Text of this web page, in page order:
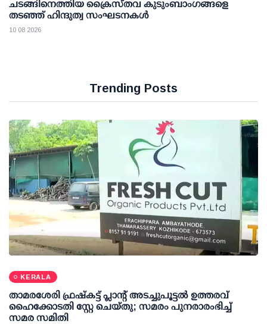
ചടങ്ങിനെത്തിയ ക്രൈസ്തവ കുടുംബാംഗങ്ങളെ
തടഞ്ഞ് ഹിന്ദുത്വ സംഘടനകൾ
10 08 2026
Trending Posts
KERALA
താമരശേരി ഫ്രഷ്കട്ട് പ്ലാന്റ് അടച്ചുപൂട്ടൽ ഉത്തരവ്
ഹൈക്കോടതി സ്റ്റേ ചെയ്തു; സമരം പുനരാരംഭിച്ച്
സമര സമിതി